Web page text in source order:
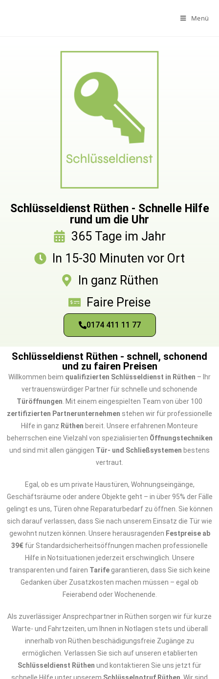
Menü
Schlüsseldienst Rüthen - Schnelle Hilfe
rund um die Uhr
365 Tage im Jahr
In 15-30 Minuten vor Ort
In ganz Rüthen
Faire Preise
0174 411 11 77
Schlüsseldienst Rüthen - schnell, schonend
und zu fairen Preisen
Willkommen beim qualifizierten Schlüsseldienst in Rüthen – Ihr
vertrauenswürdiger Partner für schnelle und schonende
Türöffnungen . Mit einem eingespielten Team von über 100
zertifizierten Partnerunternehmen stehen wir für professionelle
Hilfe in ganz Rüthen bereit. Unsere erfahrenen Monteure
beherrschen eine Vielzahl von spezialisierten Öffnungstechniken
und sind mit allen gängigen Tür- und Schließsystemen bestens
vertraut.
Egal, ob es um private Haustüren, Wohnungseingänge,
Geschäftsräume oder andere Objekte geht – in über 95% der Fälle
gelingt es uns, Türen ohne Reparaturbedarf zu öffnen. Sie können
sich darauf verlassen, dass Sie nach unserem Einsatz die Tür wie
gewohnt nutzen können. Unsere herausragenden Festpreise ab
39€ für Standardsicherheitsöffnungen machen professionelle
Hilfe in Notsituationen jederzeit erschwinglich. Unsere
transparenten und fairen Tarife garantieren, dass Sie sich keine
Gedanken über Zusatzkosten machen müssen – egal ob
Feierabend oder Wochenende.
Als zuverlässiger Ansprechpartner in Rüthen sorgen wir für kurze
Warte- und Fahrtzeiten, um Ihnen in Notlagen stets und überall
innerhalb von Rüthen beschädigungsfreie Zugänge zu
ermöglichen. Verlassen Sie sich auf unseren etablierten
Schlüsseldienst Rüthen und kontaktieren Sie uns jetzt für